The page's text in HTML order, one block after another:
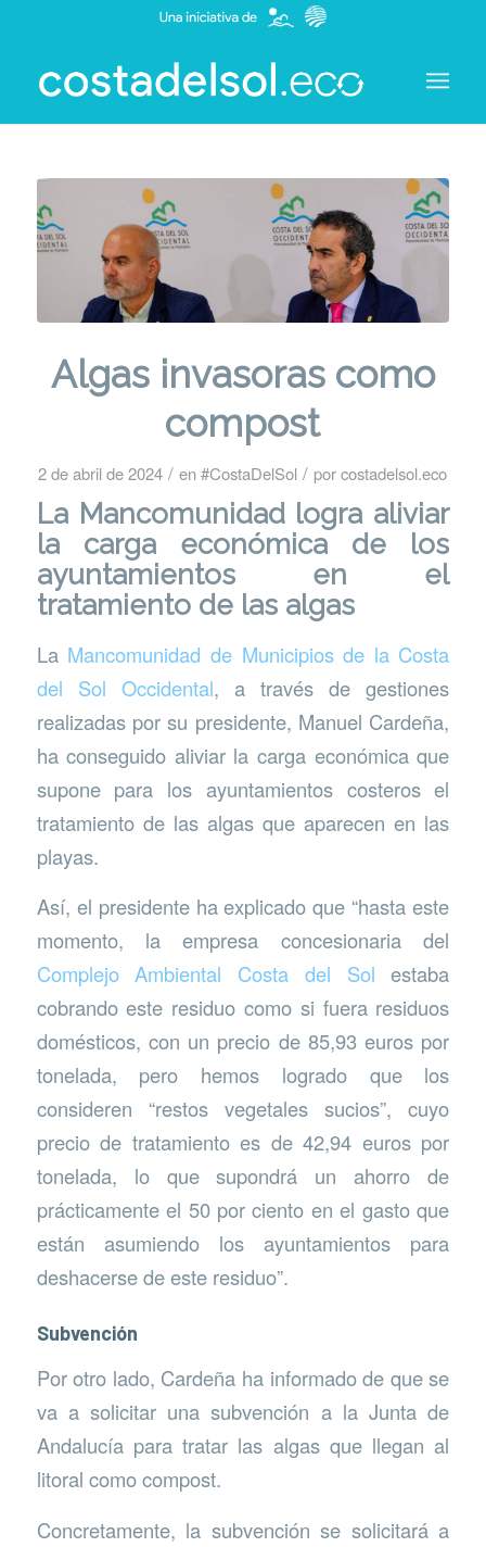
Algas invasoras como
compost
2 de abril de 2024 / en#CostaDelSol / porcostadelsol.eco
La Mancomunidad logra aliviar
la carga económica de los
ayuntamientos en el
tratamiento de las algas
La Mancomunidad de Municipios de la Costa
del Sol Occidental, a través de gestiones
realizadas por su presidente, Manuel Cardeña,
ha conseguido aliviar la carga económica que
supone para los ayuntamientos costeros el
tratamiento de las algas que aparecen en las
playas.
Así, el presidente ha explicado que “hasta este
momento, la empresa concesionaria del
Complejo Ambiental Costa del Sol estaba
cobrando este residuo como si fuera residuos
domésticos, con un precio de 85,93 euros por
tonelada, pero hemos logrado que los
consideren “restos vegetales sucios”, cuyo
precio de tratamiento es de 42,94 euros por
tonelada, lo que supondrá un ahorro de
prácticamente el 50 por ciento en el gasto que
están asumiendo los ayuntamientos para
deshacerse de este residuo”.
Subvención
Por otro lado, Cardeña ha informado de que se
va a solicitar una subvención a la Junta de
Andalucía para tratar las algas que llegan al
litoral como compost.
Concretamente, la subvención se solicitará a